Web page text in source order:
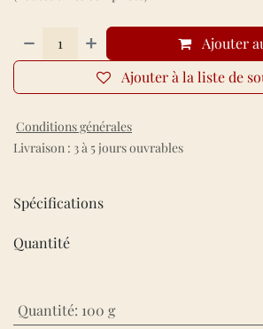
Ajouter
Ajouter à la liste de
Conditions générales
Livraison : 3 à 5 jours ouvrables
Spécifications
Quantité
Quantité: 100 g